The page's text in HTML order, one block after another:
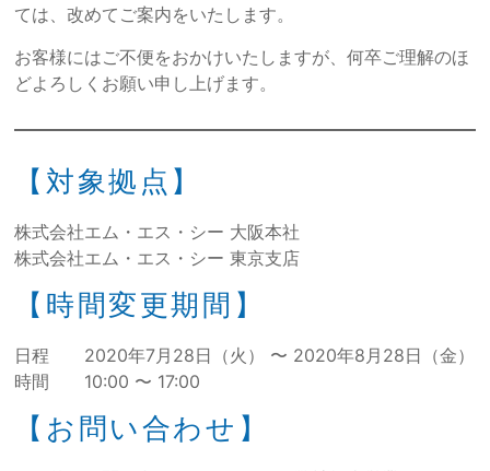
ては、改めてご案内をいたします。
お客様にはご不便をおかけいたしますが、何卒ご理解のほ
どよろしくお願い申し上げます。
【対象拠点】
株式会社エム・エス・シー 大阪本社
株式会社エム・エス・シー 東京支店
【時間変更期間】
日程 2020年7月28日（火） 〜 2020年8月28日（金）
時間 10:00 〜 17:00
【お問い合わせ】